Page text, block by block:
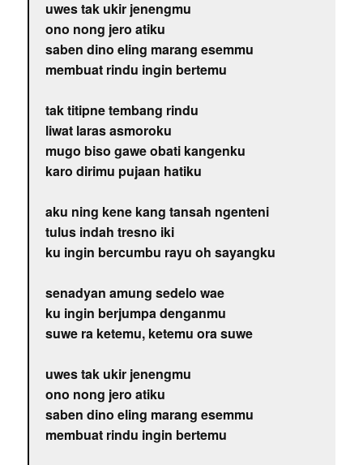
uwes tak ukir jenengmu
ono nong jero atiku
saben dino eling marang esemmu
membuat rindu ingin bertemu
tak titipne tembang rindu
liwat laras asmoroku
mugo biso gawe obati kangenku
karo dirimu pujaan hatiku
aku ning kene kang tansah ngenteni
tulus indah tresno iki
ku ingin bercumbu rayu oh sayangku
senadyan amung sedelo wae
ku ingin berjumpa denganmu
suwe ra ketemu, ketemu ora suwe
uwes tak ukir jenengmu
ono nong jero atiku
saben dino eling marang esemmu
membuat rindu ingin bertemu